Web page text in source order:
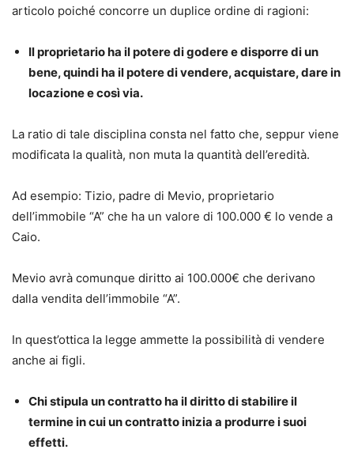
articolo poiché concorre un duplice ordine di ragioni:
Il proprietario ha il potere di godere e disporre di un
bene, quindi ha il potere di vendere, acquistare, dare in
locazione e così via.
La ratio di tale disciplina consta nel fatto che, seppur viene
modificata la qualità, non muta la quantità dell’eredità.
Ad esempio: Tizio, padre di Mevio, proprietario
dell’immobile “A” che ha un valore di 100.000 € lo vende a
Caio.
Mevio avrà comunque diritto ai 100.000€ che derivano
dalla vendita dell’immobile “A”.
In quest’ottica la legge ammette la possibilità di vendere
anche ai figli.
Chi stipula un contratto ha il diritto di stabilire il
termine in cui un contratto inizia a produrre i suoi
effetti.